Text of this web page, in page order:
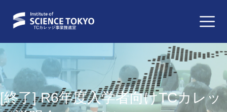
[終了] R6年度入学者向けTCカレッ